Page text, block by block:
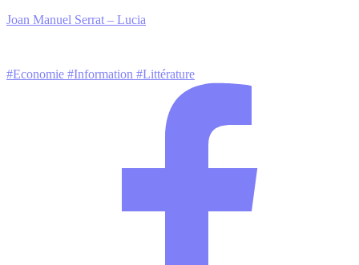
Joan Manuel Serrat – Lucia
#Economie #Information #Littérature